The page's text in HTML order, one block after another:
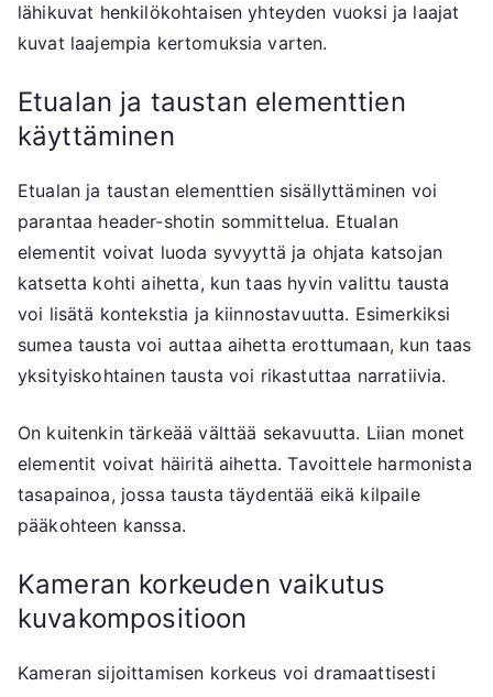
lähikuvat henkilökohtaisen yhteyden vuoksi ja laajat
kuvat laajempia kertomuksia varten.
Etualan ja taustan elementtien
käyttäminen
Etualan ja taustan elementtien sisällyttäminen voi
parantaa header-shotin sommittelua. Etualan
elementit voivat luoda syvyyttä ja ohjata katsojan
katsetta kohti aihetta, kun taas hyvin valittu tausta
voi lisätä kontekstia ja kiinnostavuutta. Esimerkiksi
sumea tausta voi auttaa aihetta erottumaan, kun taas
yksityiskohtainen tausta voi rikastuttaa narratiivia.
On kuitenkin tärkeää välttää sekavuutta. Liian monet
elementit voivat häiritä aihetta. Tavoittele harmonista
tasapainoa, jossa tausta täydentää eikä kilpaile
pääkohteen kanssa.
Kameran korkeuden vaikutus
kuvakompositioon
Kameran sijoittamisen korkeus voi dramaattisesti